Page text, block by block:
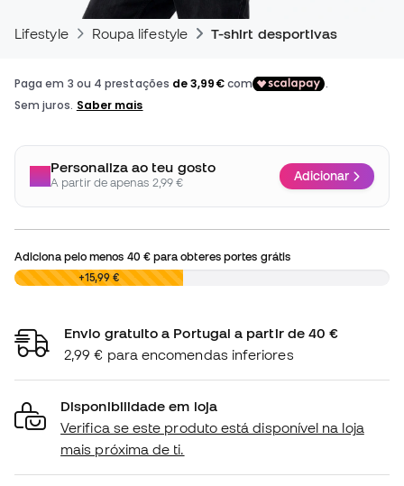
Lifestyle Roupa lifestyle T-shirt desportivas
Personaliza ao teu gosto
A partir de apenas 2,99 € Adicionar
Adiciona pelo menos 40 €para obteres portes grátis
0,00 € +15,99 €
Envio gratuito a Portugal a partir de 40 €
2,99 € para encomendas inferiores
Disponibilidade em loja
Verifica se este produto está disponível na loja
mais próxima de ti.